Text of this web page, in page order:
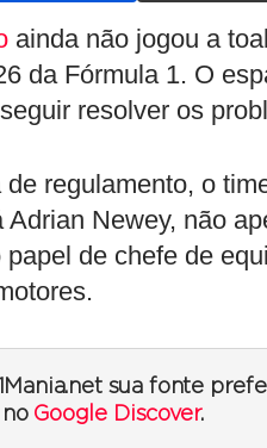
ainda não jogou a
da Fórmula 1. O
resolver os
regulamento, o
Adrian Newey, não
de chefe de
sua fonte
Google Discover.